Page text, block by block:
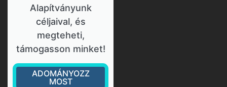
Alapítványunk
céljaival, és
megteheti,
támogasson minket!
ADOMÁNYOZZ
MOST